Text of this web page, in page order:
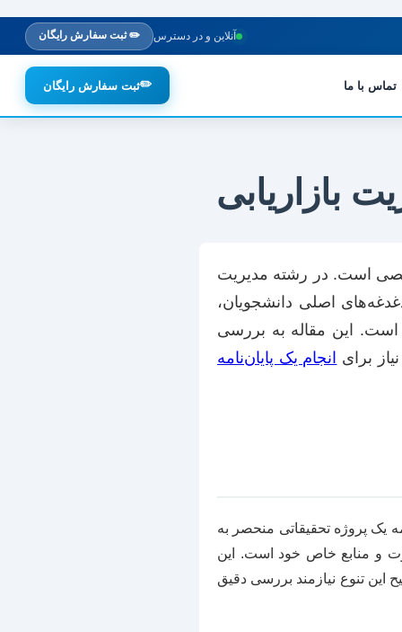
آنلاین و در دسترس ✏️ ثبت سفارش رایگان
تماس با ما ✏️ثبت سفارش رایگان
بازاریابی
است. در رشته مدیریت
اصلی دانشجویان،
است. این مقاله به بررسی
برای
انجام یک پایان‌نامه
یک پروژه تحقیقاتی منحصر به
و منابع خاص خود است. این
تنوع نیازمند بررسی دقیق